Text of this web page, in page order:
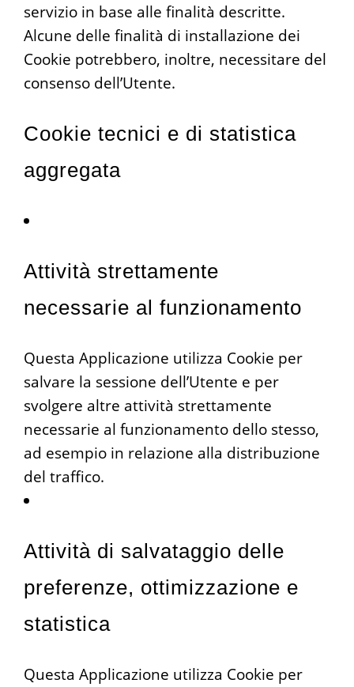
servizio in base alle finalità descritte.
Alcune delle finalità di installazione dei
Cookie potrebbero, inoltre, necessitare del
consenso dell’Utente.
Cookie tecnici e di statistica
aggregata
Attività strettamente
necessarie al funzionamento
Questa Applicazione utilizza Cookie per
salvare la sessione dell’Utente e per
svolgere altre attività strettamente
necessarie al funzionamento dello stesso,
ad esempio in relazione alla distribuzione
del traffico.
Attività di salvataggio delle
preferenze, ottimizzazione e
statistica
Questa Applicazione utilizza Cookie per